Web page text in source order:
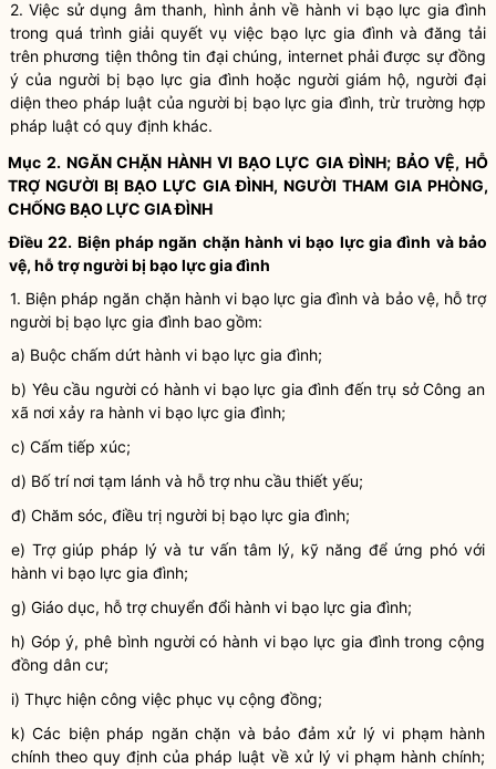
2. Việc sử dụng âm thanh, hình ảnh về hành vi bạo lực gia đình
trong quá trình giải quyết vụ việc bạo lực gia đình và đăng tải
trên phương tiện thông tin đại chúng, internet phải được sự đồng
ý của người bị bạo lực gia đình hoặc người giám hộ, người đại
diện theo pháp luật của người bị bạo lực gia đình, trừ trường hợp
pháp luật có quy định khác.
Mục 2. NGĂN CHẶN HÀNH VI BẠO LỰC GIA ĐÌNH; BẢO VỆ, HỖ
TRỢ NGƯỜI BỊ BẠO LỰC GIA ĐÌNH, NGƯỜI THAM GIA PHÒNG,
CHỐNG BẠO LỰC GIA ĐÌNH
Điều 22. Biện pháp ngăn chặn hành vi bạo lực gia đình và bảo
vệ, hỗ trợ người bị bạo lực gia đình
1. Biện pháp ngăn chặn hành vi bạo lực gia đình và bảo vệ, hỗ trợ
người bị bạo lực gia đình bao gồm:
a) Buộc chấm dứt hành vi bạo lực gia đình;
b) Yêu cầu người có hành vi bạo lực gia đình đến trụ sở Công an
xã nơi xảy ra hành vi bạo lực gia đình;
c) Cấm tiếp xúc;
d) Bố trí nơi tạm lánh và hỗ trợ nhu cầu thiết yếu;
đ) Chăm sóc, điều trị người bị bạo lực gia đình;
e) Trợ giúp pháp lý và tư vấn tâm lý, kỹ năng để ứng phó với
hành vi bạo lực gia đình;
g) Giáo dục, hỗ trợ chuyển đổi hành vi bạo lực gia đình;
h) Góp ý, phê bình người có hành vi bạo lực gia đìnhtrong cộng
đồng dân cư;
i) Thực hiện công việc phục vụ cộng đồng;
k) Các biện pháp ngăn chặn và bảo đảm xử lý vi phạm hành
chính theo quy định của pháp luật về xử lý vi phạm hành chính;